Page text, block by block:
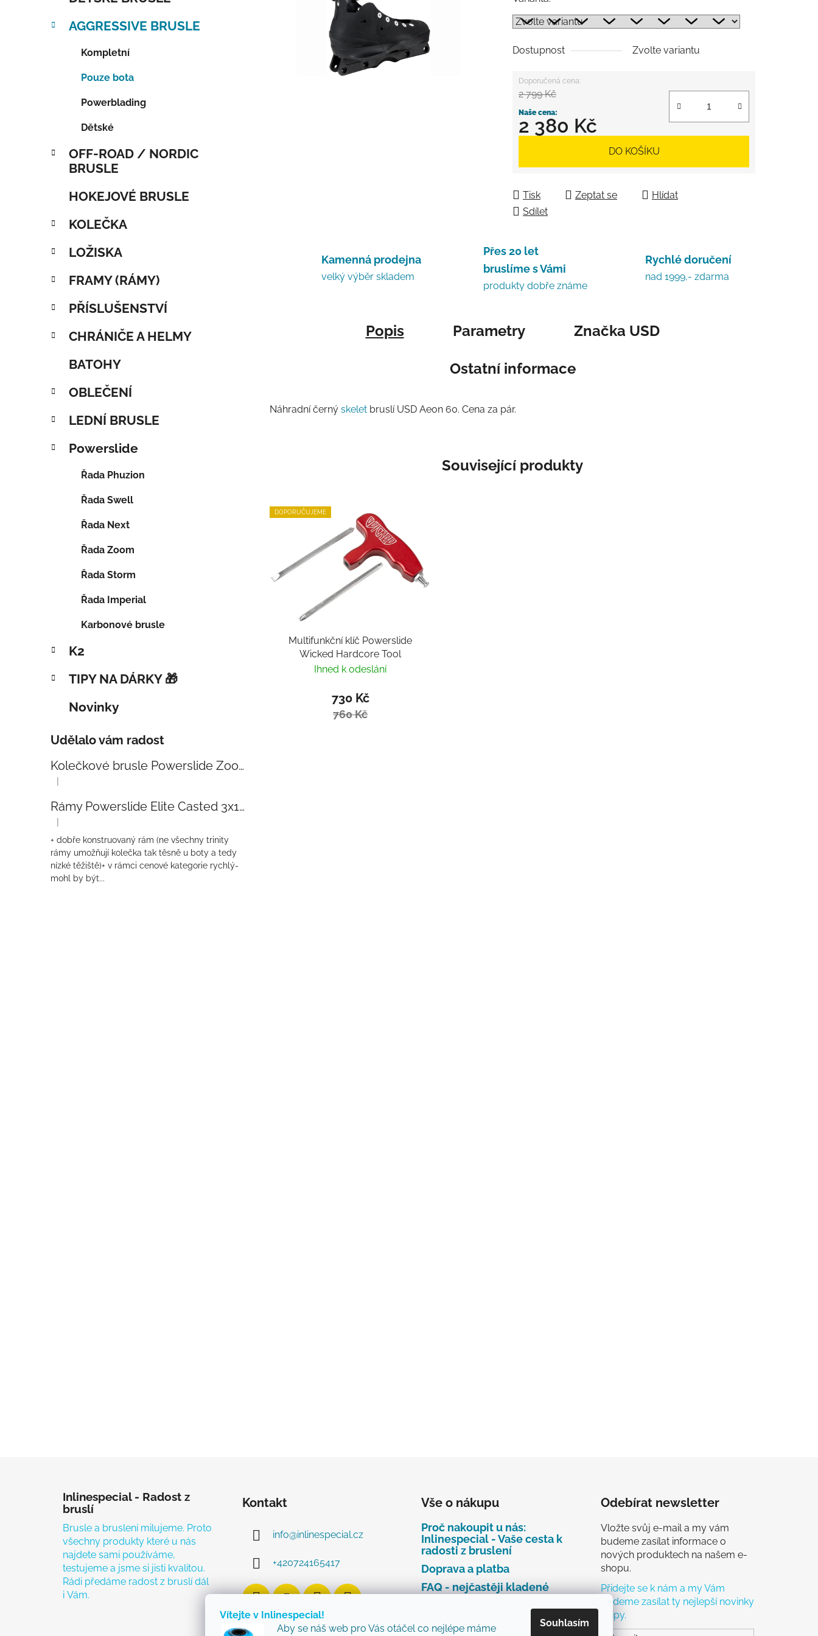
Vítejte v Inlinespecial!
Aby se náš web pro Vás otáčel co nejlépe máme
Souhlasím
AGGRESSIVE BRUSLE
Kompletní
Pouze bota
Powerblading
Dětské
OFF-ROAD / NORDIC
BRUSLE
HOKEJOVÉ BRUSLE
KOLEČKA
LOŽISKA
FRAMY (RÁMY)
PŘÍSLUŠENSTVÍ
CHRÁNIČE A HELMY
BATOHY
OBLEČENÍ
LEDNÍ BRUSLE
Powerslide
Řada Phuzion
Řada Swell
Řada Next
Řada Zoom
Řada Storm
Řada Imperial
Karbonové brusle
K2
TIPY NA DÁRKY 🎁
Novinky
Udělalo vám radost
Kolečkové brusle Powerslide Zoom Baby Blue 80
Hodnocení produktu je 5 z 5 hvězdiček.
|
Rámy Powerslide Elite Casted 3x110 Trinity 270mm
Hodnocení produktu je 4 z 5 hvězdiček.
|
+ dobře konstruovaný rám (ne všechny trinity
rámy umožňují kolečka tak těsně u boty a tedy
nízké těžiště)+ v rámci cenové kategorie rychlý-
mohl by být...
Dostupnost Zvolte variantu
2 799 Kč
2 380 Kč
DO KOŠÍKU
Tisk Zeptat se
Hlídat
Sdílet
Kamenná prodejna
velký výběr skladem
Přes 20 let
bruslíme s Vámi
produkty dobře známe
Rychlé doručení
nad 1999,- zdarma
Popis Parametry Značka USD
Ostatní informace
Náhradní černý skelet bruslí USD Aeon 60. Cena za pár.
Související produkty
DOPORUČUJEME
Multifunkční klíč Powerslide
Wicked Hardcore Tool
Ihned k odeslání
730 Kč
760 Kč
Inlinespecial - Radost z
bruslí
Brusle a bruslení milujeme. Proto
všechny produkty které u nás
najdete sami používáme,
testujeme a jsme si jisti kvalitou.
Rádi předáme radost z bruslí dál
i Vám.
Kontakt
info@inlinespecial.cz
+420724165417
Vše o nákupu
Proč nakoupit u nás:
Inlinespecial - Vaše cesta k
radosti z bruslení
Doprava a platba
FAQ - nejčastěji kladené
dotazy
Najdete u nás tyto značky
Odebírat newsletter
Vložte svůj e-mail a my vám
budeme zasílat informace o
nových produktech na našem e-
shopu.
Přidejte se k nám a my Vám
budeme zasílat ty nejlepší novinky
a tipy.